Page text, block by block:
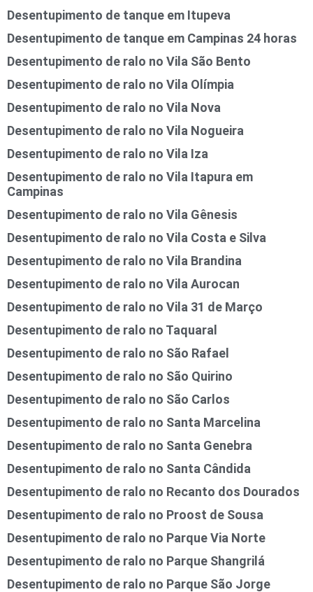
Desentupimento de tanque em Itupeva
Desentupimento de tanque em Campinas 24 horas
Desentupimento de ralo no Vila São Bento
Desentupimento de ralo no Vila Olímpia
Desentupimento de ralo no Vila Nova
Desentupimento de ralo no Vila Nogueira
Desentupimento de ralo no Vila Iza
Desentupimento de ralo no Vila Itapura em
Campinas
Desentupimento de ralo no Vila Gênesis
Desentupimento de ralo no Vila Costa e Silva
Desentupimento de ralo no Vila Brandina
Desentupimento de ralo no Vila Aurocan
Desentupimento de ralo no Vila 31 de Março
Desentupimento de ralo no Taquaral
Desentupimento de ralo no São Rafael
Desentupimento de ralo no São Quirino
Desentupimento de ralo no São Carlos
Desentupimento de ralo no Santa Marcelina
Desentupimento de ralo no Santa Genebra
Desentupimento de ralo no Santa Cândida
Desentupimento de ralo no Recanto dos Dourados
Desentupimento de ralo no Proost de Sousa
Desentupimento de ralo no Parque Via Norte
Desentupimento de ralo no Parque Shangrilá
Desentupimento de ralo no Parque São Jorge